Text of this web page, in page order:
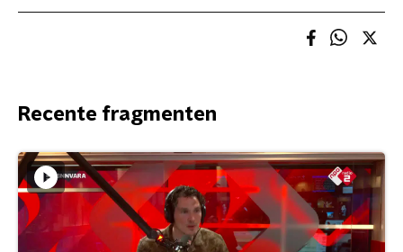
Recente fragmenten